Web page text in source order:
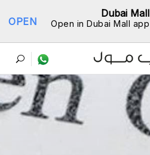
Dubai Mall
Open in Dubai Mall app
OPEN